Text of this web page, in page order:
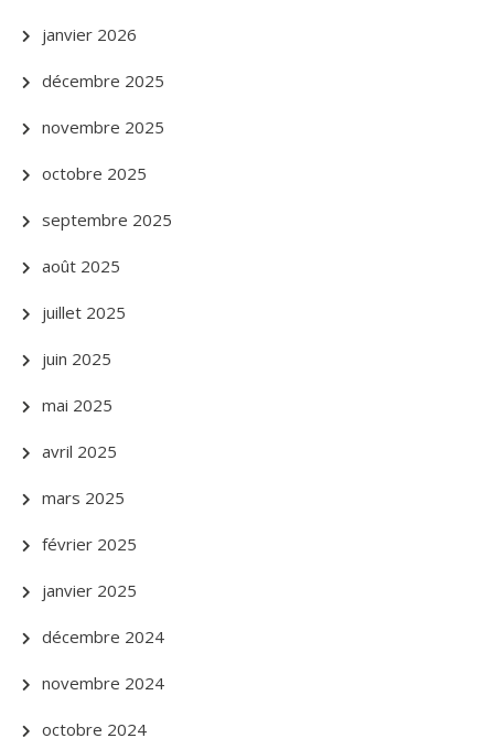
janvier 2026
décembre 2025
novembre 2025
octobre 2025
septembre 2025
août 2025
juillet 2025
juin 2025
mai 2025
avril 2025
mars 2025
février 2025
janvier 2025
décembre 2024
novembre 2024
octobre 2024